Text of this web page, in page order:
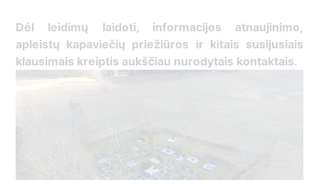
Dėl leidimų laidoti, ​informacijos atnaujinimo,
apleistų kapaviečių priežiūros ir kitais susijusiais
klausimais kreiptis ​aukščiau nurodytais kontaktais.